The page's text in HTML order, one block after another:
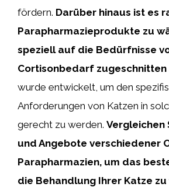
fördern. Darüber hinaus ist es
Parapharmazieprodukte zu
speziell auf die Bedürfnisse
Cortisonbedarf zugeschnitten
wurde entwickelt, um den
Anforderungen von Katzen in
gerecht zu werden. Vergleichen
und Angebote verschiedener
Parapharmazien, um das
die Behandlung Ihrer Katze